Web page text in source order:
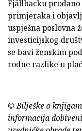
Fjällbacku
primjeraka i
uspješna poslovna
investicijskog
se bavi ženskim
rodne razlike u
© Bilješke o
informacija